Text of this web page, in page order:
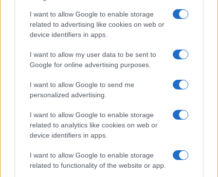
I want to allow Google to enable storage
related to advertising like cookies on web or
device identifiers in apps.
I want to allow my user data to be sent to
Google for online advertising purposes.
I want to allow Google to send me
personalized advertising.
I want to allow Google to enable storage
related to analytics like cookies on web or
device identifiers in apps.
I want to allow Google to enable storage
related to functionality of the website or app.
Diferencias entre análisis técnico y fundamental: cuándo
aplicar cada método
Marta Ruiz · 6 Ago 2026
INVERSIONES